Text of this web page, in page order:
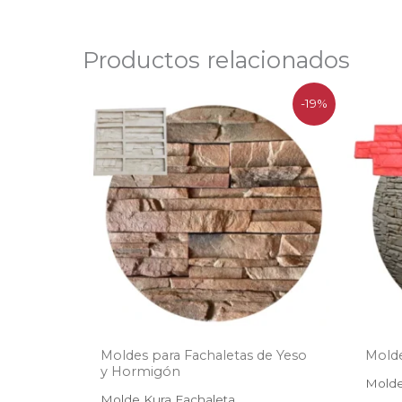
Productos relacionados
-19%
Moldes para Fachaletas de Yeso
y Hormigón
Molde Kura Fachaleta
precio
original
era:
$55.454.
precio
actual
es:
$44.990.